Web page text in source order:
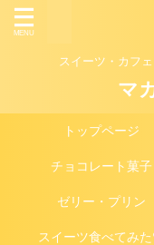
スイーツ・カフ
マ
トップページ
チョコレート菓子
ゼリー・プリン
スイーツ食べてみ